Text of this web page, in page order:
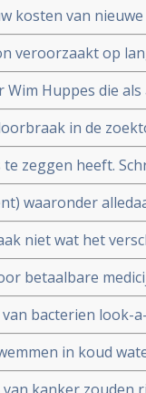
kosten van
veroorzaakt op
aan te tasten
Huppes die
behandelen met
in de
artikel in de
zeggen heeft.
waaronder
met minerale
niet wat het
situatie met niet
verschillende
betaalbare
bacterien look-
in
in koud
NRC